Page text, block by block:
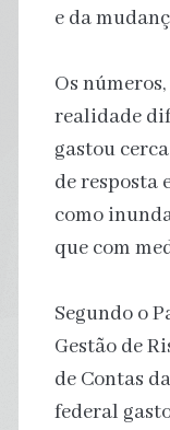
e da
Os
realidade
gastou
de resposta
como
que com
Segundo o
Gestão de
de Contas
federal